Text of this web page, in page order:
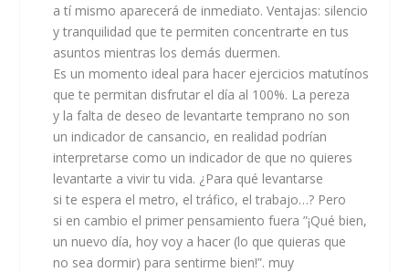
a tí mismo aparecerá de inmediato. Ventajas: silencio
y tranquilidad que te permiten concentrarte en tus
asuntos mientras los demás duermen.
Es un momento ideal para hacer ejercicios matutínos
que te permitan disfrutar el día al 100%. La pereza
y la falta de deseo de levantarte temprano no son
un indicador de cansancio, en realidad podrían
interpretarse como un indicador de que no quieres
levantarte a vivir tu vida. ¿Para qué levantarse
si te espera el metro, el tráfico, el trabajo…? Pero
si en cambio el primer pensamiento fuera ”¡Qué bien,
un nuevo día, hoy voy a hacer (lo que quieras que
no sea dormir) para sentirme bien!”. muy